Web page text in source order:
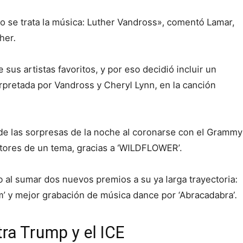
se trata la música: Luther Vandross», comentó Lamar,
sus artistas favoritos, y por eso decidió incluir un
por Vandross y Cheryl Lynn, en la canción
las sorpresas de la noche al coronarse con el Grammy
de un tema, gracias a ‘WILDFLOWER’.
al sumar dos nuevos premios a su ya larga trayectoria:
y mejor grabación de música dance por ‘Abracadabra’.
Trump y el ICE